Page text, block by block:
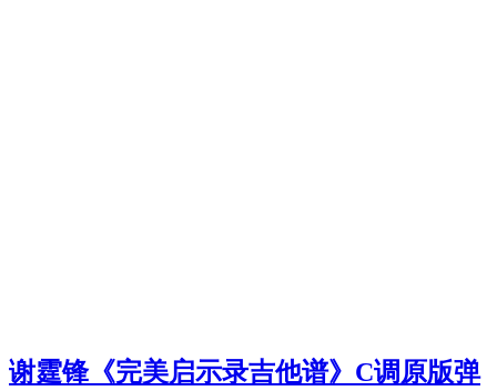
谢霆锋《完美启示录吉他谱》C调原版弹